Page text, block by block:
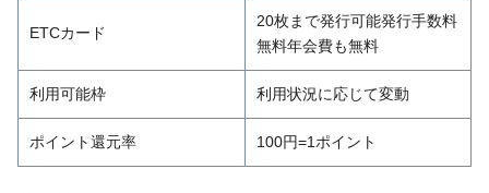
ETCカード
20枚まで発行可能発行手数料
無料年会費も無料
利用可能枠 利用状況に応じて変動
ポイント還元率 100円=1ポイント